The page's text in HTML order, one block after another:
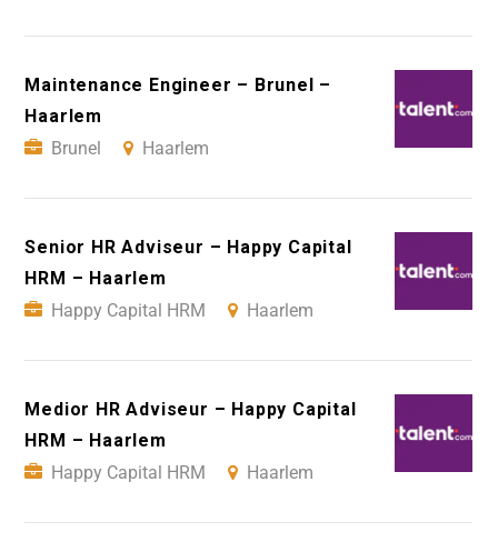
Maintenance Engineer – Brunel –
Haarlem
Brunel
Haarlem
Senior HR Adviseur – Happy Capital
HRM – Haarlem
Happy Capital HRM
Haarlem
Medior HR Adviseur – Happy Capital
HRM – Haarlem
Happy Capital HRM
Haarlem